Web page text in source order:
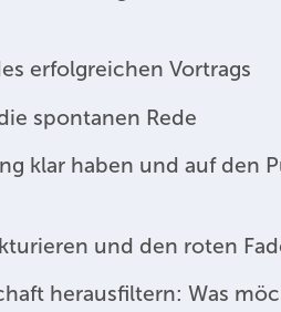
erfolgreichen Vortrags
spontanen Rede
klar haben und auf den
und den roten
herausfiltern: Was